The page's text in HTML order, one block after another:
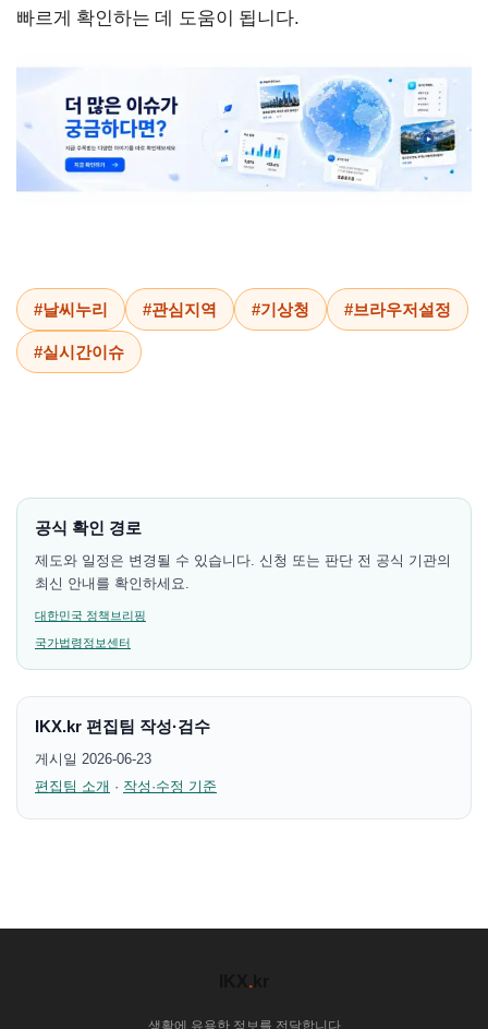
빠르게 확인하는 데 도움이 됩니다.
#날씨누리 #관심지역 #기상청 #브라우저설정
#실시간이슈
공식 확인 경로
제도와 일정은 변경될 수 있습니다. 신청 또는 판단 전 공식 기관의
최신 안내를 확인하세요.
대한민국 정책브리핑
국가법령정보센터
IKX.kr 편집팀 작성·검수
게시일 2026-06-23
편집팀 소개 · 작성·수정 기준
.
생활에 유용한 정보를 전달합니다